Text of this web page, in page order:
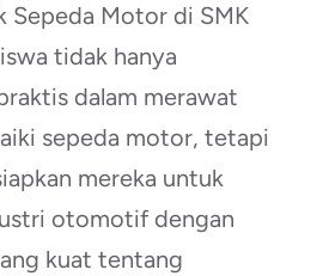
Sepeda Motor di SMK
tidak hanya
dalam merawat
sepeda motor, tetapi
mereka untuk
otomotif dengan
kuat tentang